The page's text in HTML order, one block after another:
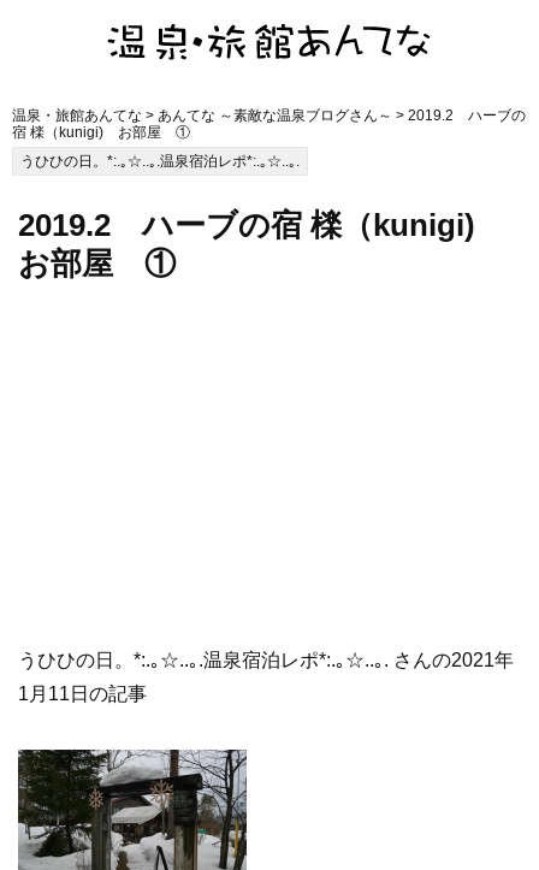
温泉・旅館あんてな > あんてな ～素敵な温泉ブログさん～ > 2019.2 ハーブの
宿 檪（kunigi) お部屋 ①
うひひの日。*:.｡☆..｡.温泉宿泊レポ*:.｡☆..｡.
2019.2 ハーブの宿 檪（kunigi)
お部屋 ①
うひひの日。*:.｡☆..｡.温泉宿泊レポ*:.｡☆..｡. さんの2021年
1月11日の記事